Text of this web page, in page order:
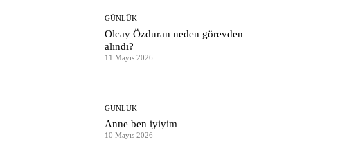
GÜNLÜK
Olcay Özduran neden görevden
alındı?
11 Mayıs 2026
GÜNLÜK
Anne ben iyiyim
10 Mayıs 2026